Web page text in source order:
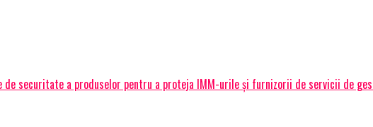
de securitate a produselor pentru a proteja IMM-urile și furnizorii de servicii de